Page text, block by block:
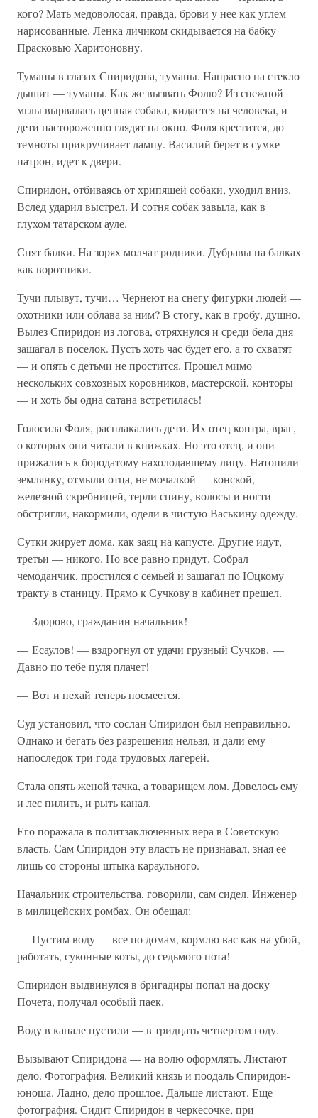
кого? Мать медоволосая, правда, брови у нее как углем
нарисованные. Ленка личиком скидывается на бабку
Прасковью Харитоновну.
Туманы в глазах Спиридона, туманы. Напрасно на стекло
дышит — туманы. Как же вызвать Фолю? Из снежной
мглы вырвалась цепная собака, кидается на человека, и
дети настороженно глядят на окно. Фоля крестится, до
темноты прикручивает лампу. Василий берет в сумке
патрон, идет к двери.
Спиридон, отбиваясь от хрипящей собаки, уходил вниз.
Вслед ударил выстрел. И сотня собак завыла, как в
глухом татарском ауле.
Спят балки. На зорях молчат родники. Дубравы на балках
как воротники.
Тучи плывут, тучи… Чернеют на снегу фигурки людей —
охотники или облава за ним? В стогу, как в гробу, душно.
Вылез Спиридон из логова, отряхнулся и среди бела дня
зашагал в поселок. Пусть хоть час будет его, а то схватят
— и опять с детьми не простится. Прошел мимо
нескольких совхозных коровников, мастерской, конторы
— и хоть бы одна сатана встретилась!
Голосила Фоля, расплакались дети. Их отец контра, враг,
о которых они читали в книжках. Но это отец, и они
прижались к бородатому нахолодавшему лицу. Натопили
землянку, отмыли отца, не мочалкой — конской,
железной скребницей, терли спину, волосы и ногти
обстригли, накормили, одели в чистую Васькину одежду.
Сутки жирует дома, как заяц на капусте. Другие идут,
третьи — никого. Но все равно придут. Собрал
чемоданчик, простился с семьей и зашагал по Юцкому
тракту в станицу. Прямо к Сучкову в кабинет прешел.
— Здорово, гражданин начальник!
— Есаулов! — вздрогнул от удачи грузный Сучков. —
Давно по тебе пуля плачет!
— Вот и нехай теперь посмеется.
Суд установил, что сослан Спиридон был неправильно.
Однако и бегать без разрешения нельзя, и дали ему
напоследок три года трудовых лагерей.
Стала опять женой тачка, а товарищем лом. Довелось ему
и лес пилить, и рыть канал.
Его поражала в политзаключенных вера в Советскую
власть. Сам Спиридон эту власть не признавал, зная ее
лишь со стороны штыка караульного.
Начальник строительства, говорили, сам сидел. Инженер
в милицейских ромбах. Он обещал:
— Пустим воду — все по домам, кормлю вас как на убой,
работать, суконные коты, до седьмого пота!
Спиридон выдвинулся в бригадиры попал на доску
Почета, получал особый паек.
Воду в канале пустили — в тридцать четвертом году.
Вызывают Спиридона — на волю оформлять. Листают
дело. Фотография. Великий князь и поодаль Спиридон-
юноша. Ладно, дело прошлое. Дальше листают. Еще
фотография. Сидит Спиридон в черкесочке, при